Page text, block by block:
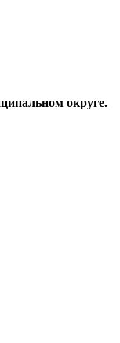
округе.